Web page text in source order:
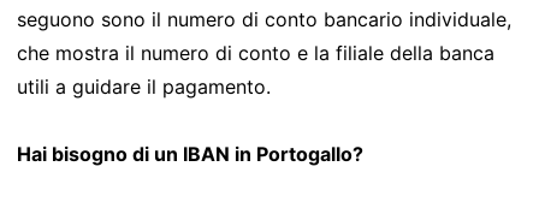
seguono sono il numero di conto bancario individuale,
che mostra il numero di conto e la filiale della banca
utili a guidare il pagamento.
Hai bisogno di un IBAN in Portogallo?